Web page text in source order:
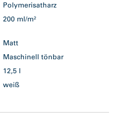
Polymerisatharz
200 ml/m²
Matt
Maschinell tönbar
12,5 l
weiß